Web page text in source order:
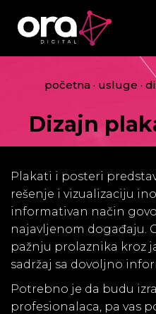
početna · usluge ·
Dizajn
Plakati i posteri
rešenje i vizualizaciju
informativan način
najavljenom događaju.
pažnju prolaznika kroz
sadržaj sa dovoljno
Potrebno je da budu
profesionalaca, pa vas